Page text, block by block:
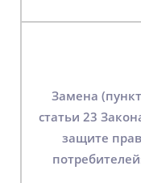
Замена
статьи 23
защите прав